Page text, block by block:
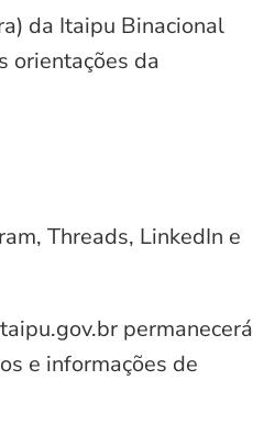
da Itaipu Binacional
orientações da
Threads, LinkedIn e
permanecerá
e informações de